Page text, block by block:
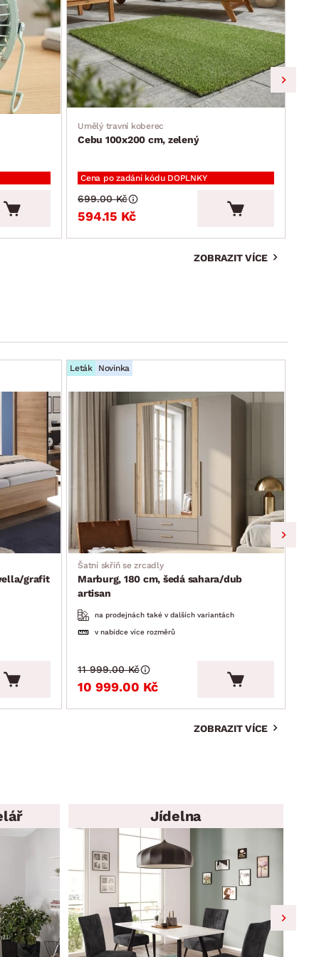
Umělý travní koberec
Cebu 100x200 cm, zelený
Cena po zadání kódu DOPLNKY
594.15 Kč
699.00 Kč
ZOBRAZIT VÍCE
grafit
Leták Novinka
Šatní skříň se zrcadly
Marburg, 180 cm, šedá sahara/dub
artisan
na prodejnách také v dalších variantách
v nabídce více rozměrů
10 999.00 Kč
11 999.00 Kč
ZOBRAZIT VÍCE
Jídelna